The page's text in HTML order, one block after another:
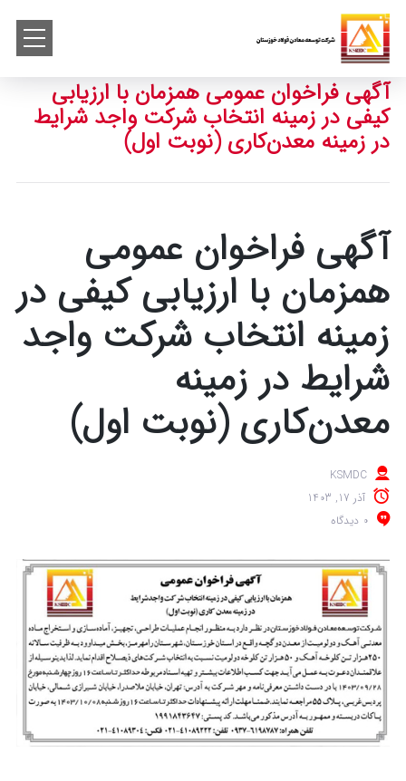
آگهی فراخوان عمومی همزمان با ارزیابی
کیفی در زمینه انتخاب شرکت واجد شرایط
در زمینه معدن‌کاری (نوبت اول)
آگهی فراخوان عمومی
همزمان با ارزیابی کیفی در
زمینه انتخاب شرکت واجد
شرایط در زمینه
معدن‌کاری (نوبت اول)
KSMDC
آذر 17, 1403
0 دیدگاه